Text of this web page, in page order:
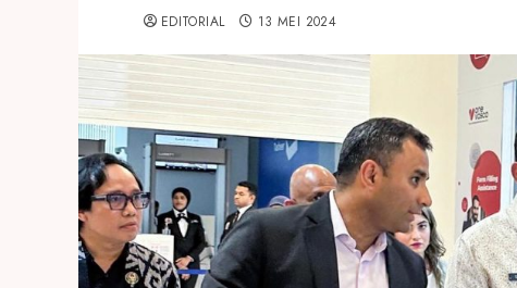
EDITORIAL 13 MEI 2024